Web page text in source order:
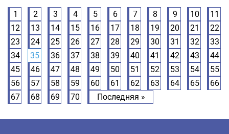
1 2 3 4 5 6 7 8 9 10
11
12
13 14 15 16 17 18 19 20 21
22
23
24 25 26 27 28 29 30 31 32
33
34
35 36 37 38 39 40 41 42 43
44
45
46 47 48 49 50 51 52 53 54
55
56
57 58 59 60 61 62 63 64 65
66
67
68 69 70 Последняя »